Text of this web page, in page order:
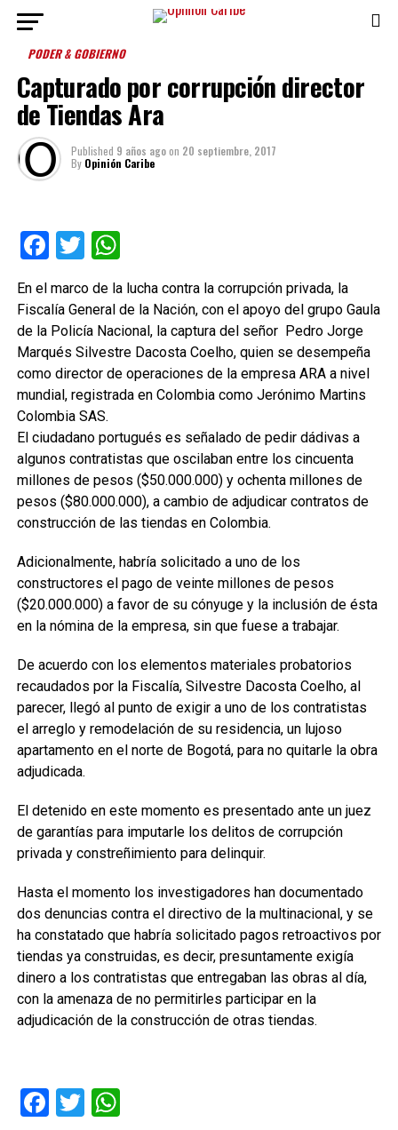
PODER & GOBIERNO
Capturado por corrupción director
de Tiendas Ara
Published 9 años agoon 20 septiembre, 2017
By Opinión Caribe
Facebook
TwitterWhatsApp
En el marco de la lucha contra la corrupción privada, la
Fiscalía General de la Nación, con el apoyo del grupo Gaula
de la Policía Nacional, la captura del señor Pedro Jorge
Marqués Silvestre Dacosta Coelho, quien se desempeña
como director de operaciones de la empresa ARA a nivel
mundial, registrada en Colombia como Jerónimo Martins
Colombia SAS.
El ciudadano portugués es señalado de pedir dádivas a
algunos contratistas que oscilaban entre los cincuenta
millones de pesos ($50.000.000) y ochenta millones de
pesos ($80.000.000), a cambio de adjudicar contratos de
construcción de las tiendas en Colombia.
Adicionalmente, habría solicitado a uno de los
constructores el pago de veinte millones de pesos
($20.000.000) a favor de su cónyuge y la inclusión de ésta
en la nómina de la empresa, sin que fuese a trabajar.
De acuerdo con los elementos materiales probatorios
recaudados por la Fiscalía, Silvestre Dacosta Coelho, al
parecer, llegó al punto de exigir a uno de los contratistas
el arreglo y remodelación de su residencia, un lujoso
apartamento en el norte de Bogotá, para no quitarle la obra
adjudicada.
El detenido en este momento es presentado ante un juez
de garantías para imputarle los delitos de corrupción
privada y constreñimiento para delinquir.
Hasta el momento los investigadores han documentado
dos denuncias contra el directivo de la multinacional, y se
ha constatado que habría solicitado pagos retroactivos por
tiendas ya construidas, es decir, presuntamente exigía
dinero a los contratistas que entregaban las obras al día,
con la amenaza de no permitirles participar en la
adjudicación de la construcción de otras tiendas.
Facebook
TwitterWhatsApp